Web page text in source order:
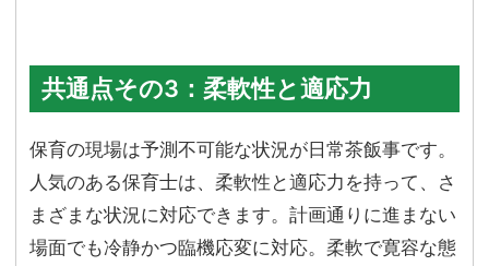
共通点その3：柔軟性と適応力
保育の現場は予測不可能な状況が日常茶飯事です。
人気のある保育士は、柔軟性と適応力を持って、さ
まざまな状況に対応できます。計画通りに進まない
場面でも冷静かつ臨機応変に対応。柔軟で寛容な態